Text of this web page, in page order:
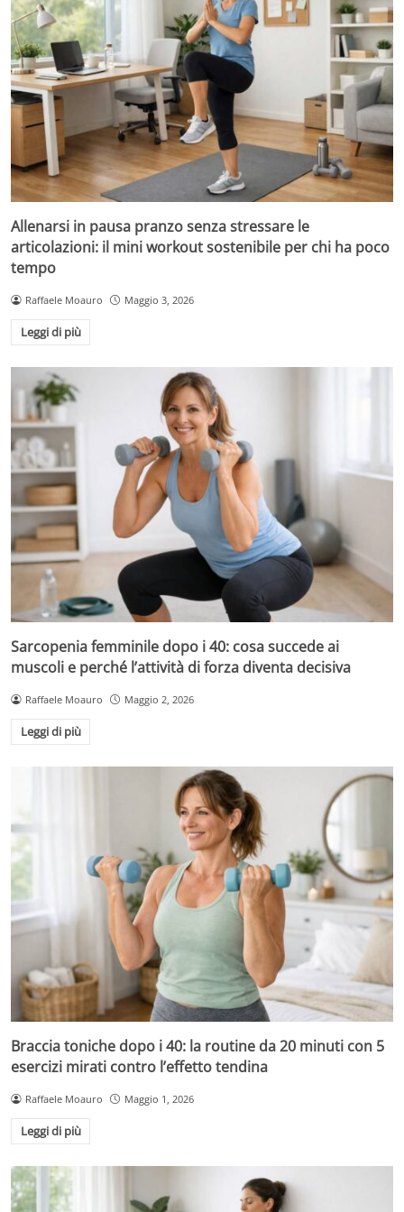
Allenarsi in pausa pranzo senza stressare le
articolazioni: il mini workout sostenibile per chi ha poco
tempo
Raffaele Moauro Maggio 3, 2026
Leggi di più
Sarcopenia femminile dopo i 40: cosa succede ai
muscoli e perché l’attività di forza diventa decisiva
Raffaele Moauro Maggio 2, 2026
Leggi di più
Braccia toniche dopo i 40: la routine da 20 minuti con 5
esercizi mirati contro l’effetto tendina
Raffaele Moauro Maggio 1, 2026
Leggi di più